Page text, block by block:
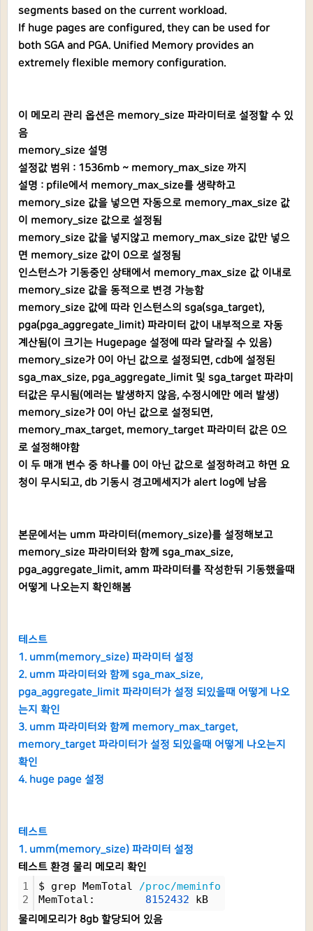
segments based on the current workload.
If huge pages are configured, they can be used for
both SGA and PGA. Unified Memory provides an
extremely flexible memory configuration.
이 메모리 관리 옵션은 memory_size 파라미터로 설정할 수 있
음
memory_size 설명
설정값 범위 : 1536mb ~ memory_max_size 까지
설명 : pfile에서 memory_max_size를 생략하고
memory_size 값을 넣으면 자동으로 memory_max_size 값
이 memory_size 값으로 설정됨
memory_size 값을 넣지않고 memory_max_size 값만 넣으
면 memory_size 값이 0으로 설정됨
인스턴스가 기동중인 상태에서 memory_max_size 값 이내로
memory_size 값을 동적으로 변경 가능함
memory_size 값에 따라 인스턴스의 sga(sga_target),
pga(pga_aggregate_limit) 파라미터 값이 내부적으로 자동
계산됨(이 크기는 Hugepage 설정에 따라 달라질 수 있음)
memory_size가 0이 아닌 값으로 설정되면, cdb에 설정된
sga_max_size, pga_aggregate_limit 및 sga_target 파라미
터값은 무시됨(에러는 발생하지 않음, 수정시에만 에러 발생)
memory_size가 0이 아닌 값으로 설정되면,
memory_max_target, memory_target 파라미터 값은 0으
로 설정해야함
이 두 매개 변수 중 하나를 0이 아닌 값으로 설정하려고 하면 요
청이 무시되고, db 기동시 경고메세지가 alert log에 남음
본문에서는 umm 파라미터(memory_size)를 설정해보고
memory_size 파라미터와 함께 sga_max_size,
pga_aggregate_limit, amm 파라미터를 작성한뒤 기동했을때
어떻게 나오는지 확인해봄
테스트
1. umm(memory_size) 파라미터 설정
2. umm 파라미터와 함께 sga_max_size,
pga_aggregate_limit 파라미터가 설정 되있을때 어떻게 나오
는지 확인
3. umm 파라미터와 함께 memory_max_target,
memory_target 파라미터가 설정 되있을때 어떻게 나오는지
확인
4. huge page 설정
테스트
1. umm(memory_size) 파라미터 설정
테스트 환경 물리 메모리 확인
1
2
$ grep MemTotal /proc/meminfo
MemTotal: 8152432 kB
물리메모리가 8gb 할당되어 있음